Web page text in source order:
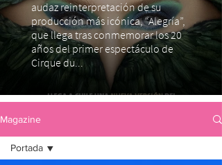
audaz reinterpretación de su
producción más icónica, “Alegría”,
que llega tras conmemorar los 20
años del primer espectáculo de
Cirque du...
Magazine
Portada